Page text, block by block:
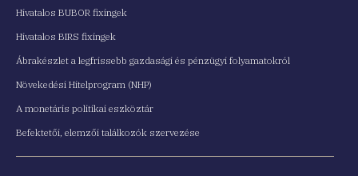
Hivatalos BUBOR fixingek
Hivatalos BIRS fixingek
Ábrakészlet a legfrissebb gazdasági és pénzügyi folyamatokról
Növekedési Hitelprogram (NHP)
A monetáris politikai eszköztár
Befektetői, elemzői találkozók szervezése